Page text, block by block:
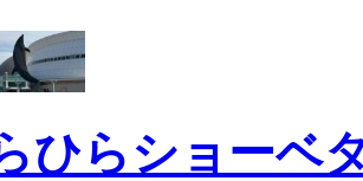
ひらショーベ